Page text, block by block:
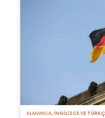
ALMANCA, İNGİLİZCE VE